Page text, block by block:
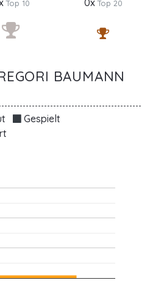
Top 10 Top 20
BAUMANN
Gespielt